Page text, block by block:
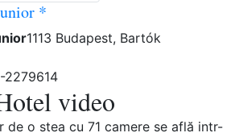
*
1113 Budapest, Bartók
2279614
video
de o stea cu 71 camere se află intr-